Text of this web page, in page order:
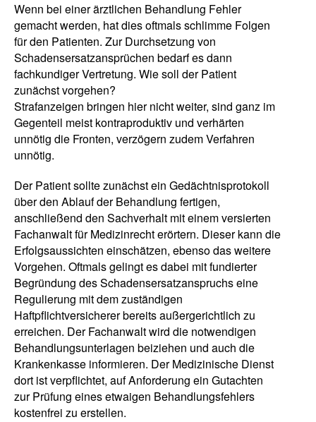
Wenn bei einer ärztlichen Behandlung Fehler
gemacht werden, hat dies oftmals schlimme Folgen
für den Patienten. Zur Durchsetzung von
Schadensersatzansprüchen bedarf es dann
fachkundiger Vertretung. Wie soll der Patient
zunächst vorgehen?
Strafanzeigen bringen hier nicht weiter, sind ganz im
Gegenteil meist kontraproduktiv und verhärten
unnötig die Fronten, verzögern zudem Verfahren
unnötig.
Der Patient sollte zunächst ein Gedächtnisprotokoll
über den Ablauf der Behandlung fertigen,
anschließend den Sachverhalt mit einem versierten
Fachanwalt für Medizinrecht erörtern. Dieser kann die
Erfolgsaussichten einschätzen, ebenso das weitere
Vorgehen. Oftmals gelingt es dabei mit fundierter
Begründung des Schadensersatzanspruchs eine
Regulierung mit dem zuständigen
Haftpflichtversicherer bereits außergerichtlich zu
erreichen. Der Fachanwalt wird die notwendigen
Behandlungsunterlagen beiziehen und auch die
Krankenkasse informieren. Der Medizinische Dienst
dort ist verpflichtet, auf Anforderung ein Gutachten
zur Prüfung eines etwaigen Behandlungsfehlers
kostenfrei zu erstellen.